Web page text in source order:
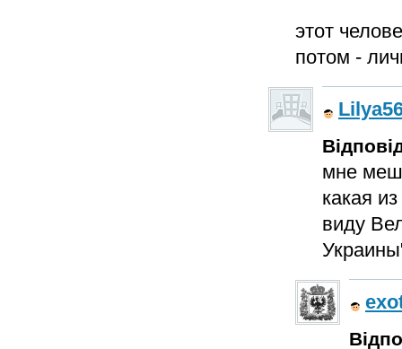
этот
потом -
мне
какая
виду